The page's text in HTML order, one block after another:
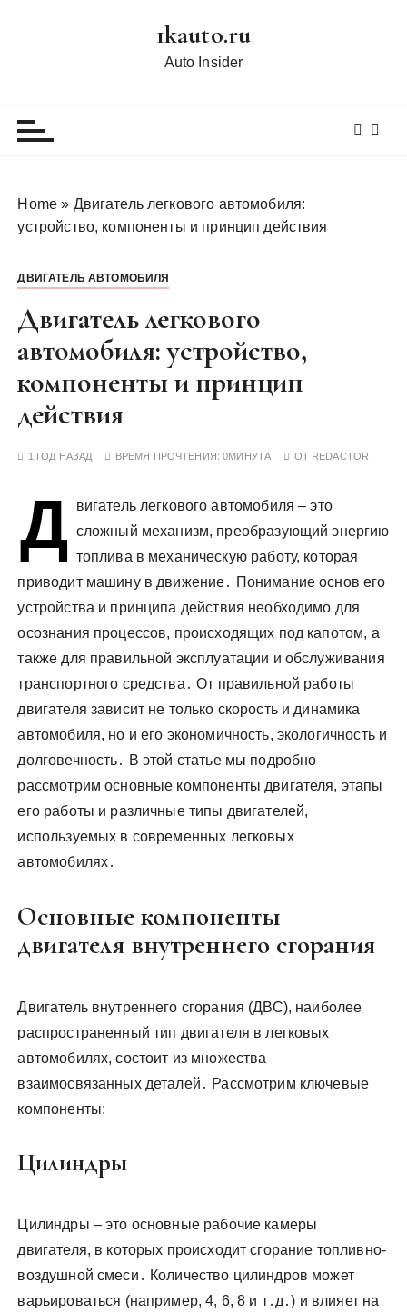
1kauto.ru
Auto Insider
Home » Двигатель легкового автомобиля:
устройство, компоненты и принцип действия
ДВИГАТЕЛЬ АВТОМОБИЛЯ
Двигатель легкового
автомобиля: устройство,
компоненты и принцип
действия
1 ГОД НАЗАД ВРЕМЯ ПРОЧТЕНИЯ:0МИНУТА ОТ REDACTOR
Д
вигатель легкового автомобиля – это
сложный механизм, преобразующий энергию
топлива в механическую работу, которая
приводит машину в движение․ Понимание основ его
устройства и принципа действия необходимо для
осознания процессов, происходящих под капотом, а
также для правильной эксплуатации и обслуживания
транспортного средства․ От правильной работы
двигателя зависит не только скорость и динамика
автомобиля, но и его экономичность, экологичность и
долговечность․ В этой статье мы подробно
рассмотрим основные компоненты двигателя, этапы
его работы и различные типы двигателей,
используемых в современных легковых
автомобилях․
Основные компоненты
двигателя внутреннего сгорания
Двигатель внутреннего сгорания (ДВС), наиболее
распространенный тип двигателя в легковых
автомобилях, состоит из множества
взаимосвязанных деталей․ Рассмотрим ключевые
компоненты:
Цилиндры
Цилиндры – это основные рабочие камеры
двигателя, в которых происходит сгорание топливно-
воздушной смеси․ Количество цилиндров может
варьироваться (например, 4, 6, 8 и т․д․) и влияет на